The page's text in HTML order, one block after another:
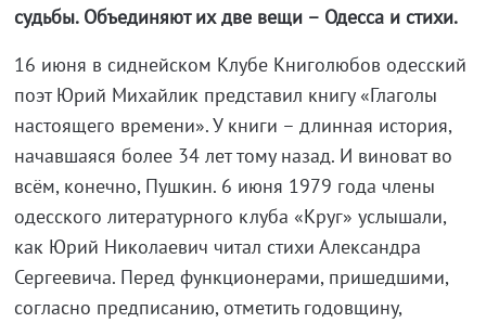
судьбы. Объединяют их две вещи – Одесса и стихи.
16 июня в сиднейском Клубе Книголюбов одесский
поэт Юрий Михайлик представил книгу «Глаголы
настоящего времени». У книги – длинная история,
начавшаяся более 34 лет тому назад. И виноват во
всём, конечно, Пушкин. 6 июня 1979 года члены
одесского литературного клуба «Круг» услышали,
как Юрий Николаевич читал стихи Александра
Сергеевича. Перед функционерами, пришедшими,
согласно предписанию, отметить годовщину,